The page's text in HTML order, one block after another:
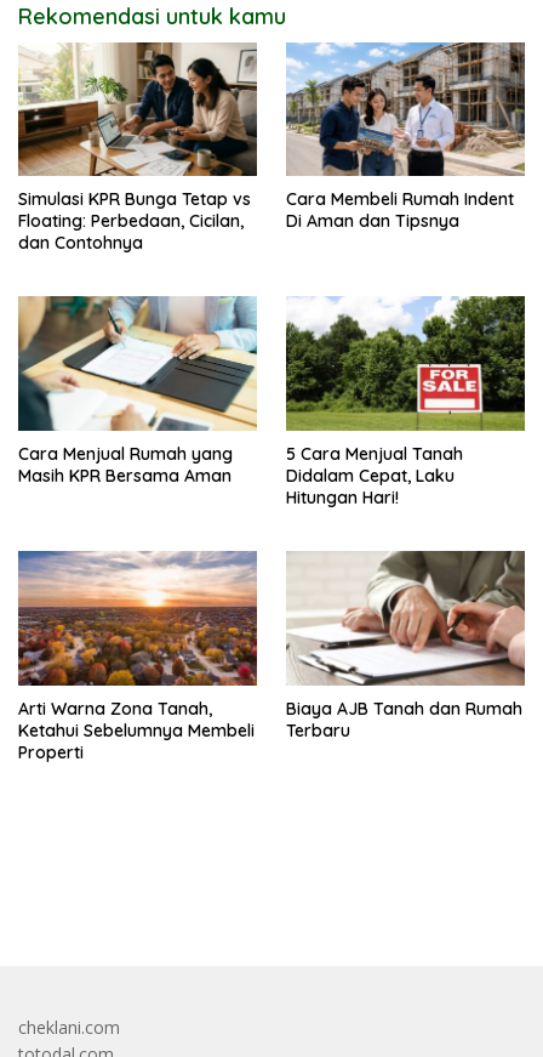
Rekomendasi untuk kamu
Simulasi KPR Bunga Tetap vs
Floating: Perbedaan, Cicilan,
dan Contohnya
Cara Membeli Rumah Indent
Di Aman dan Tipsnya
Cara Menjual Rumah yang
Masih KPR Bersama Aman
5 Cara Menjual Tanah
Didalam Cepat, Laku
Hitungan Hari!
Arti Warna Zona Tanah,
Ketahui Sebelumnya Membeli
Properti
Biaya AJB Tanah dan Rumah
Terbaru
cheklani.com